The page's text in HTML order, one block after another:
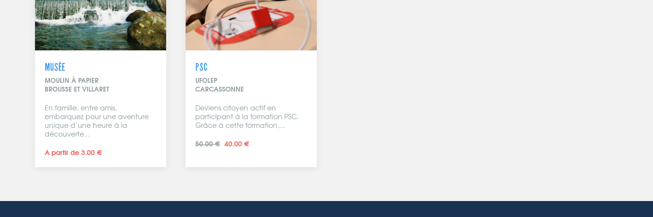
MUSÉE
MOULIN À PAPIER
BROUSSE ET VILLARET
En famille, entre amis,
embarquez pour une aventure
unique d’une heure à la
découverte...
A partir de 3.00 €
PSC
UFOLEP
CARCASSONNE
Deviens citoyen actif en
participant à la formation PSC.
Grâce à cette formation,...
50.00 € 40.00 €